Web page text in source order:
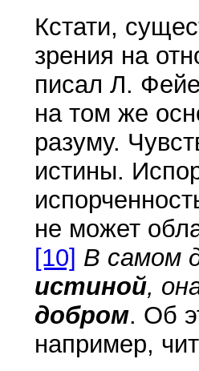
Кстати,
зрения на
писал Л.
на том же
разуму.
истины.
не может
[10] В самом
истиной,
добром. Об
например,